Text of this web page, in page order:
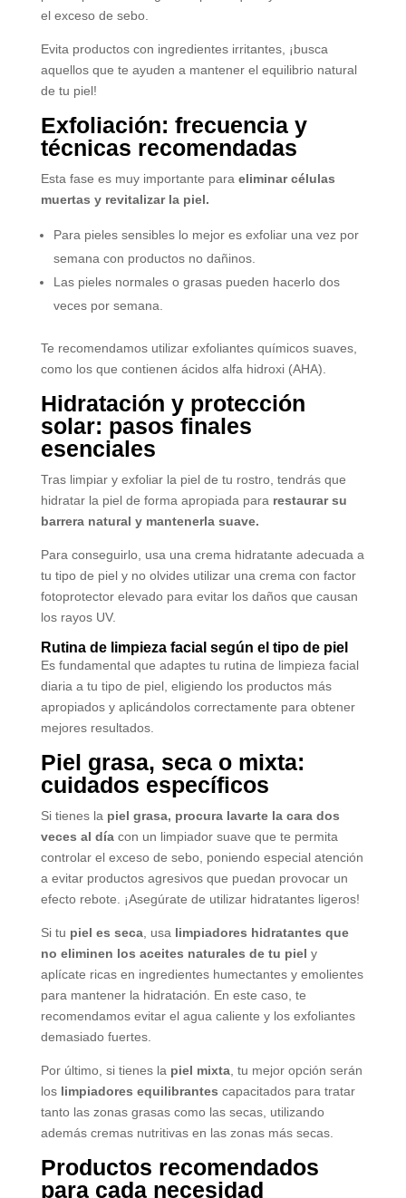
el exceso de sebo.
Evita productos con ingredientes irritantes, ¡busca
aquellos que te ayuden a mantener el equilibrio natural
de tu piel!
Exfoliación: frecuencia y
técnicas recomendadas
Esta fase es muy importante para eliminar células
muertas y revitalizar la piel.
Para pieles sensibles lo mejor es exfoliar una vez por
semana con productos no dañinos.
Las pieles normales o grasas pueden hacerlo dos
veces por semana.
Te recomendamos utilizar exfoliantes químicos suaves,
como los que contienen ácidos alfa hidroxi (AHA).
Hidratación y protección
solar: pasos finales
esenciales
Tras limpiar y exfoliar la piel de tu rostro, tendrás que
hidratar la piel de forma apropiada para restaurar su
barrera natural y mantenerla suave.
Para conseguirlo, usa una crema hidratante adecuada a
tu tipo de piel y no olvides utilizar una crema con factor
fotoprotector elevado para evitar los daños que causan
los rayos UV.
Rutina de limpieza facial según el tipo de piel
Es fundamental que adaptes tu rutina de limpieza facial
diaria a tu tipo de piel, eligiendo los productos más
apropiados y aplicándolos correctamente para obtener
mejores resultados.
Piel grasa, seca o mixta:
cuidados específicos
Si tienes la piel grasa, procura lavarte la cara dos
veces al díacon un limpiador suave que te permita
controlar el exceso de sebo, poniendo especial atención
a evitar productos agresivos que puedan provocar un
efecto rebote. ¡Asegúrate de utilizar hidratantes ligeros!
Si tu piel es seca, usa limpiadores hidratantes que
no eliminen los aceites naturales de tu piel y
aplícate ricas en ingredientes humectantes y emolientes
para mantener la hidratación. En este caso, te
recomendamos evitar el agua caliente y los exfoliantes
demasiado fuertes.
Por último, si tienes la piel mixta, tu mejor opción serán
los limpiadores equilibrantes capacitados para tratar
tanto las zonas grasas como las secas, utilizando
además cremas nutritivas en las zonas más secas.
Productos recomendados
para cada necesidad